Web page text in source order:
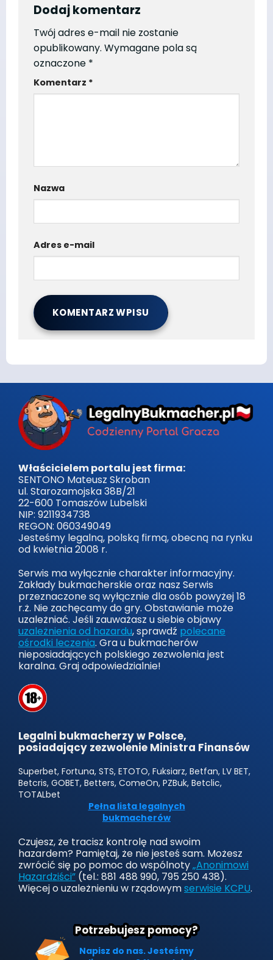
Dodaj komentarz
Twój adres e-mail nie zostanie
opublikowany. Wymagane pola są
oznaczone *
Komentarz *
Nazwa
Adres e-mail
Właścicielem portalu jest firma:
SENTONO Mateusz Skroban
ul. Starozamojska 38B/21
22-600 Tomaszów Lubelski
NIP: 9211934738
REGON: 060349049
Jesteśmy legalną, polską firmą, obecną na rynku
od kwietnia 2008 r.
Serwis ma wyłącznie charakter informacyjny.
Zakłady bukmacherskie oraz nasz Serwis
przeznaczone są wyłącznie dla osób powyżej 18
r.ż. Nie zachęcamy do gry. Obstawianie może
uzależniać. Jeśli zauważasz u siebie objawy
uzależnienia od hazardu, sprawdź polecane
ośrodki leczenia. Gra u bukmacherów
nieposiadających polskiego zezwolenia jest
karalna. Graj odpowiedzialnie!
Legalni bukmacherzy w Polsce,
posiadający zezwolenie Ministra Finansów
Superbet, Fortuna, STS, ETOTO, Fuksiarz, Betfan, LV BET,
Betcris, GOBET, Betters, ComeOn, PZBuk, Betclic,
TOTALbet
Pełna lista legalnych
bukmacherów
Czujesz, że tracisz kontrolę nad swoim
hazardem? Pamiętaj, że nie jesteś sam. Możesz
zwrócić się po pomoc do wspólnoty„Anonimowi
Hazardziści” (tel.: 881 488 990, 795 250 438).
Więcej o uzależnieniu w rządowymserwisie KCPU.
Potrzebujesz pomocy?
Napisz do nas. Jesteśmy